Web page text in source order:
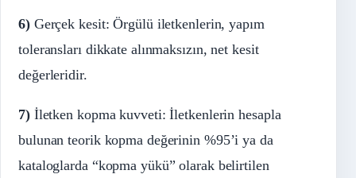
6)Gerçek kesit: Örgülü iletkenlerin, yapım
toleransları dikkate alınmaksızın, net kesit
değerleridir.
7)İletken kopma kuvveti: İletkenlerin hesapla
bulunan teorik kopma değerinin %95’i ya da
kataloglarda “kopma yükü” olarak belirtilen